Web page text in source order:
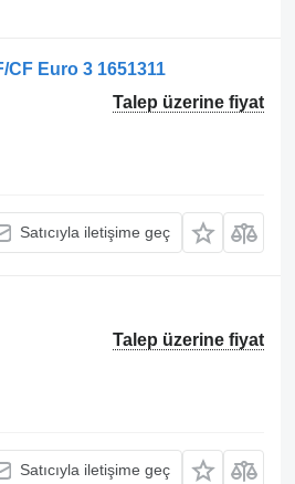
Euro 3 1651311
Talep üzerine fiyat
Satıcıyla iletişime geç
Talep üzerine fiyat
Satıcıyla iletişime geç